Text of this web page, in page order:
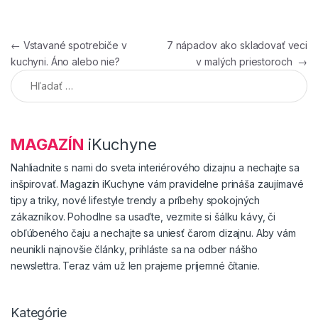
Navigácia v článku
← Vstavané spotrebiče v
kuchyni. Áno alebo nie?
7 nápadov ako skladovať veci
v malých priestoroch →
Hľadať:
MAGAZÍN iKuchyne
Nahliadnite s nami do sveta interiérového dizajnu a nechajte sa
inšpirovať. Magazín iKuchyne vám pravidelne prináša zaujímavé
tipy a triky, nové lifestyle trendy a príbehy spokojných
zákazníkov. Pohodlne sa usaďte, vezmite si šálku kávy, či
obľúbeného čaju a nechajte sa uniesť čarom dizajnu. Aby vám
neunikli najnovšie články, prihláste sa na odber nášho
newslettra. Teraz vám už len prajeme príjemné čítanie.
Kategórie